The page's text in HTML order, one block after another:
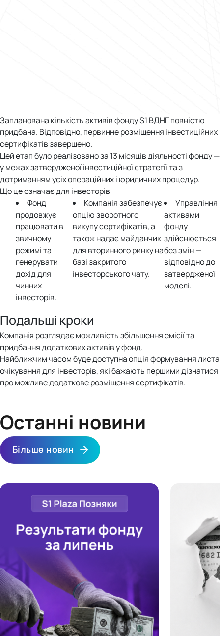
Запланована кількість активів фонду S1 ВДНГ повністю
придбана. Відповідно, первинне розміщення інвестиційних
сертифікатів завершено.
Цей етап було реалізовано за 13 місяців діяльності фонду —
у межах затвердженої інвестиційної стратегії та з
дотриманням усіх операційних і юридичних процедур.
Що це означає для інвесторів
Фонд
продовжує
працювати в
звичному
режимі та
генерувати
дохід для
чинних
інвесторів.
Компанія забезпечує
опцію зворотного
викупу сертифікатів, а
також надає майданчик
для вторинного ринку на
базі закритого
інвесторського чату.
Управління
активами
фонду
здійснюється
без змін —
відповідно до
затвердженої
моделі.
Подальші кроки
Компанія розглядає можливість збільшення емісії та
придбання додаткових активів у фонд.
Найближчим часом буде доступна опція формування листа
очікування для інвесторів, які бажають першими дізнатися
про можливе додаткове розміщення сертифікатів.
Останні новини
Більше новин